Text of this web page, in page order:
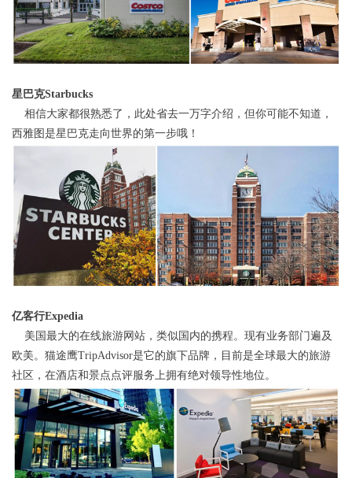
星巴克Starbucks
相信大家都很熟悉了，此处省去一万字介绍，但你可能不知道，
西雅图是星巴克走向世界的第一步哦！
亿客行Expedia
美国最大的在线旅游网站，类似国内的携程。现有业务部门遍及
欧美。猫途鹰TripAdvisor是它的旗下品牌，目前是全球最大的旅游
社区，在酒店和景点点评服务上拥有绝对领导性地位。